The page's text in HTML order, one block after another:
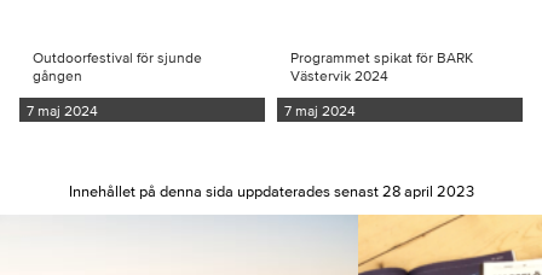
Outdoorfestival för sjunde
gången
7 maj 2024
Programmet spikat för BARK
Västervik 2024
7 maj 2024
Innehållet på denna sida uppdaterades senast 28 april 2023